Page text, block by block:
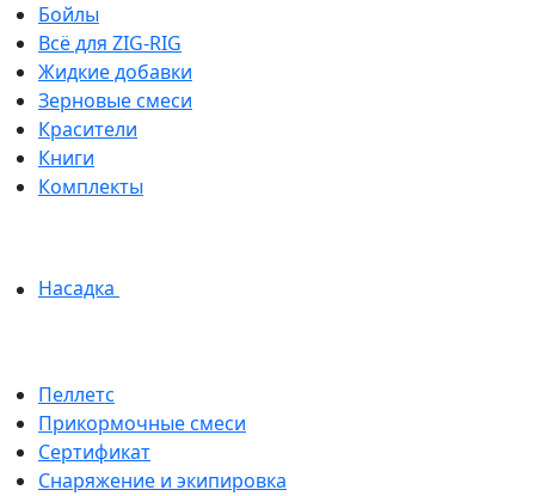
Бойлы
Всё для ZIG-RIG
Жидкие добавки
Зерновые смеси
Красители
Книги
Комплекты
Насадка
Пеллетс
Прикормочные смеси
Сертификат
Снаряжение и экипировка